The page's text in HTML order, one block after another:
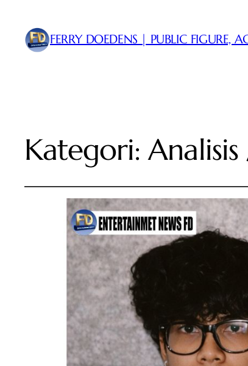
FERRY DOEDENS | PUBLIC FIGURE,
Kategori: